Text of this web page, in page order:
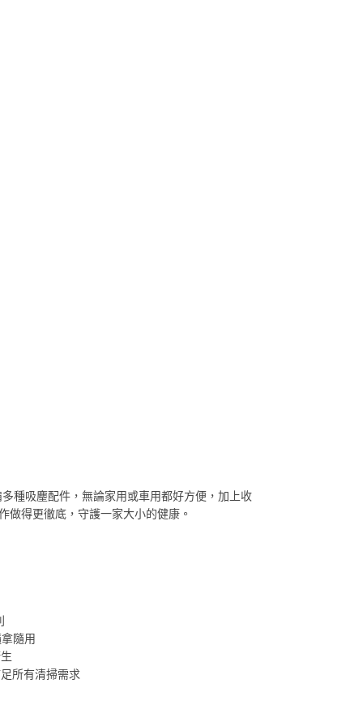
種吸麈配件，無論家用或車用都好方便，加上收
得更徹底，守護一家大小的健康。
隨用
所有清掃需求